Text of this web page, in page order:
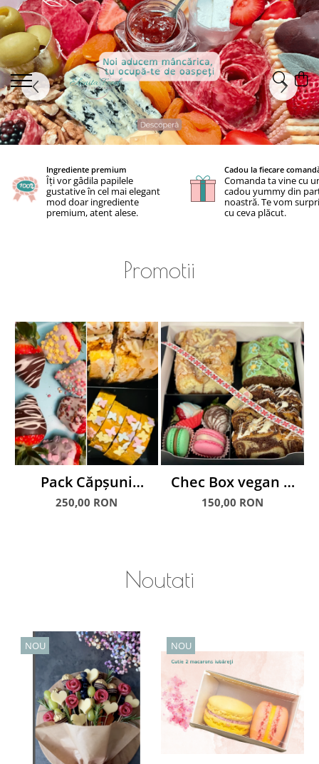
Ingrediente premium
Îți vor gâdila papilele
gustative în cel mai elegant
mod doar ingrediente
premium, atent alese.
Cadou la fiecare
Comanda ta vine cu
cadou yummy din
noastră. Te vom
cu ceva plăcut.
Promotii
Pack Căpșuni
glasate & Chec
250,00 RON
Chec Box vegan &
non-vegan, cu
150,00 RON
Noutati
NOU NOU